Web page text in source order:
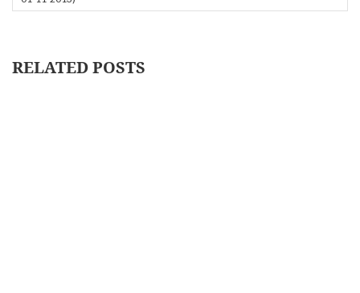
RELATED POSTS